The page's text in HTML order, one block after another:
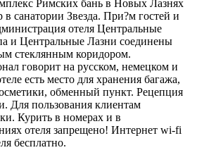
Римских бань в Новых Лазнях
в санатории Звезда. При?м гостей и
отеля Центральные
и Центральные Лазни соединены
стеклянным коридором.
говорит на русском, немецком и
есть место для хранения багажа,
обменный пункт. Рецепция
Для пользования клиентам
Курить в номерах и в
отеля запрещено! Интернет wi-fi
бесплатно.